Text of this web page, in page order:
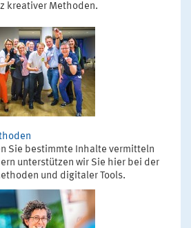
kreativer Methoden.
Sie bestimmte Inhalte vermitteln
unterstützen wir Sie hier bei der
und digitaler Tools.